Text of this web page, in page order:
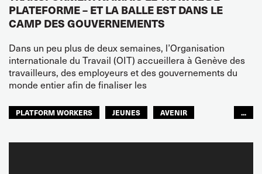
PLATEFORME – ET LA BALLE EST DANS LE
CAMP DES GOUVERNEMENTS
Dans un peu plus de deux semaines, l’Organisation
internationale du Travail (OIT) accueillera à Genève des
travailleurs, des employeurs et des gouvernements du
monde entier afin de finaliser les
PLATFORM WORKERS JEUNES
AVENIR
...